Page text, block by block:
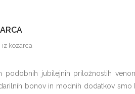
iz kozarca
podobnih jubilejnih priložnostih
bonov in modnih dodatkov smo